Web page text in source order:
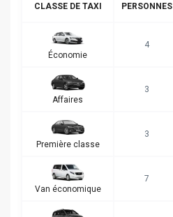
CLASSE DE TAXI PERSONNES
Économie
4
Affaires
3
Première classe
3
Van économique
7